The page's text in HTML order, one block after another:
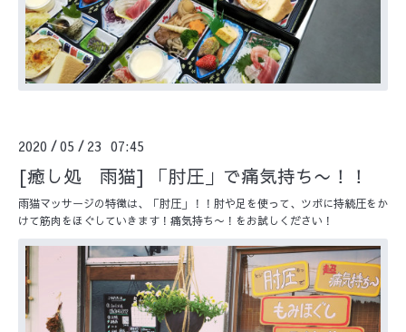
2020 /05 / 23 07:45
[癒し処 雨猫] 「肘圧」で痛気持ち〜！！
雨猫マッサージの特徴は、「肘圧」！！肘や足を使って、ツボに持続圧をか
けて筋肉をほぐしていきます！痛気持ち〜！をお試しください！